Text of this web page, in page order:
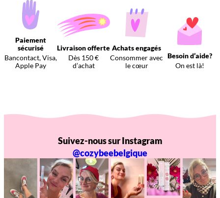
Paiement
sécurisé
Bancontact, Visa,
Apple Pay
Livraison offerte
Dès 150 €
d’achat
Achats engagés
Consommer avec
le cœur
Besoin d’aide?
On est là!
Suivez-nous sur Instagram
@cozybeebelgique